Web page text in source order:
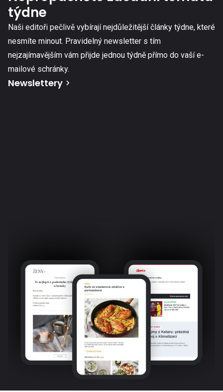
týdne
Naši editoři pečlivě vybírají nejdůležitější články týdne, které
nesmíte minout. Pravidelný newsletter s tím
nejzajímavějším vám přijde jednou týdně přímo do vaší e-
mailové schránky.
Newslettery